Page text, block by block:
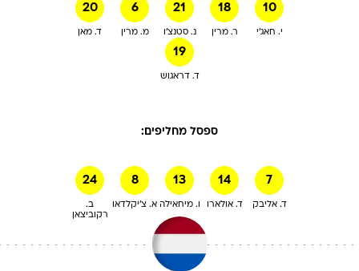
20
ד. מאן
6
מ. מרין
21
נ. סטנצ'ו
18
ר. מרין
10
י. חאג'י
19
ד. דראגוש
ספסל מחליפים:
24
ב.
רקוביצאן
8
א. צ'יקלדאו
13
ו. מיחאילה
14
ד. אולארו
7
ד. אליבק